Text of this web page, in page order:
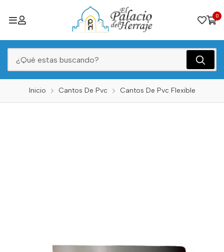
0
Inicio Cantos De Pvc Cantos De Pvc Flexible